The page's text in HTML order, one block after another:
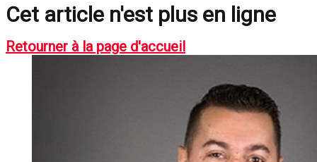
Cet article n'est plus en ligne
Retourner à la page d'accueil